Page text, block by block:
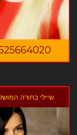
שיילי בחורה